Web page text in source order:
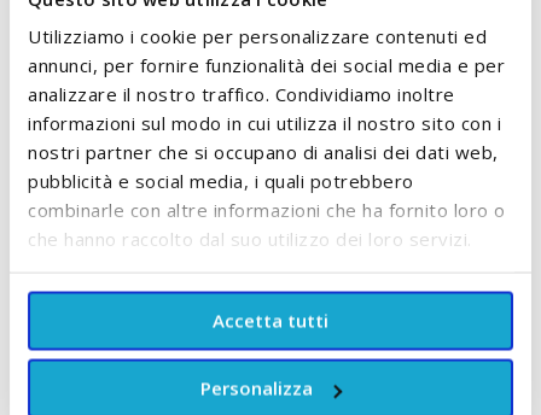
Utilizziamo i cookie per personalizzare contenuti ed
annunci, per fornire funzionalità dei social media e per
analizzare il nostro traffico. Condividiamo inoltre
informazioni sul modo in cui utilizza il nostro sito con i
nostri partner che si occupano di analisi dei dati web,
pubblicità e social media, i quali potrebbero
combinarle con altre informazioni che ha fornito loro o
che hanno raccolto dal suo utilizzo dei loro servizi.
Accetta tutti
Personalizza
Pannolini Taglia 4 Maxi
9/14 Kg Kit&Kin
A partire da
12,60 €
AGGIUNGI AL CARRELLO
Bagnetto Baby Corpo e
Capelli 400 ml Agnotis
7,90 €
ACCUMULA +7 PUNTI
AGGIUNGI AL CARRELLO